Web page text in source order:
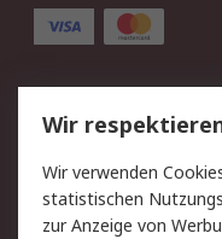
Service
Value Added
Rücksendungen
Hilfe
Wir
Wir verwenden
statistischen
zur Anzeige von